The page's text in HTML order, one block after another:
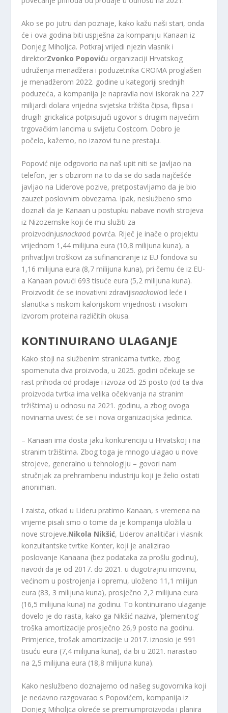
Ako se po jutru dan poznaje, kako kažu naši stari, onda
će i ova godina biti uspješna za kompaniju Kanaan iz
Donjeg Miholjca. Potkraj vrijedi njezin vlasnik i
direktorZvonko Popoviću organizaciji Hrvatskog
udruženja menadžera i poduzetnika CROMA proglašen
je menadžerom 2022. godine u kategoriji srednjih
poduzeća, a kompanija je napravila novi iskorak na 227
milijardi dolara vrijedna svjetska tržišta čipsa, flipsa i
drugih grickalica potpisujući ugovor s drugim najvećim
trgovačkim lancima u svijetu Costcom. Dobro je
počelo, kažemo, no izazovi tu ne prestaju.
Popović nije odgovorio na naš upit niti se javljao na
telefon, jer s obzirom na to da se do sada najčešće
javljao na Liderove pozive, pretpostavljamo da je bio
zauzet poslovnim obvezama. Ipak, neslužbeno smo
doznali da je Kanaan u postupku nabave novih strojeva
iz Nizozemske koji će mu služiti za
proizvodnjusnackaod povrća. Riječ je inače o projektu
vrijednom 1,44 milijuna eura (10,8 milijuna kuna), a
prihvatljivi troškovi za sufinanciranje iz EU fondova su
1,16 milijuna eura (8,7 milijuna kuna), pri čemu će iz EU-
a Kanaan povući 693 tisuće eura (5,2 milijuna kuna).
Proizvodit će se inovativni zdravijisnackoviod leće i
slanutka s niskom kalorijskom vrijednosti i visokim
izvorom proteina različitih okusa.
KONTINUIRANO ULAGANJE
Kako stoji na službenim stranicama tvrtke, zbog
spomenuta dva proizvoda, u 2025. godini očekuje se
rast prihoda od prodaje i izvoza od 25 posto (od ta dva
proizvoda tvrtka ima velika očekivanja na stranim
tržištima) u odnosu na 2021. godinu, a zbog ovoga
novinama uvest će se i nova organizacijska jedinica.
– Kanaan ima dosta jaku konkurenciju u Hrvatskoj i na
stranim tržištima. Zbog toga je mnogo ulagao u nove
strojeve, generalno u tehnologiju – govori nam
stručnjak za prehrambenu industriju koji je želio ostati
anoniman.
I zaista, otkad u Lideru pratimo Kanaan, s vremena na
vrijeme pisali smo o tome da je kompanija uložila u
nove strojeve.Nikola Nikšić, Liderov analitičar i vlasnik
konzultantske tvrtke Konter, koji je analizirao
poslovanje Kanaana (bez podataka za prošlu godinu),
navodi da je od 2017. do 2021. u dugotrajnu imovinu,
većinom u postrojenja i opremu, uloženo 11,1 milijun
eura (83, 3 milijuna kuna), prosječno 2,2 milijuna eura
(16,5 milijuna kuna) na godinu. To kontinuirano ulaganje
dovelo je do rasta, kako ga Nikšić naziva, ‘plemenitog’
troška amortizacije prosječno 26,9 posto na godinu.
Primjerice, trošak amortizacije u 2017. iznosio je 991
tisuću eura (7,4 milijuna kuna), da bi u 2021. narastao
na 2,5 milijuna eura (18,8 milijuna kuna).
Kako neslužbeno doznajemo od našeg sugovornika koji
je nedavno razgovarao s Popovićem, kompanija iz
Donjeg Miholjca okreće se premiumproizvoda i planira